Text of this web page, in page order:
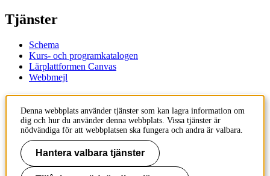
Tjänster
Schema
Kurs- och programkatalogen
Lärplattformen Canvas
Webbmejl
KTH
100 44 Stockholm
+46 8 790 60 00
Kontakta KTH
Denna webbplats använder tjänster som kan lagra information om
dig och hur du använder denna webbplats. Vissa tjänster är
nödvändiga för att webbplatsen ska fungera och andra är valbara.
Hantera valbara tjänster